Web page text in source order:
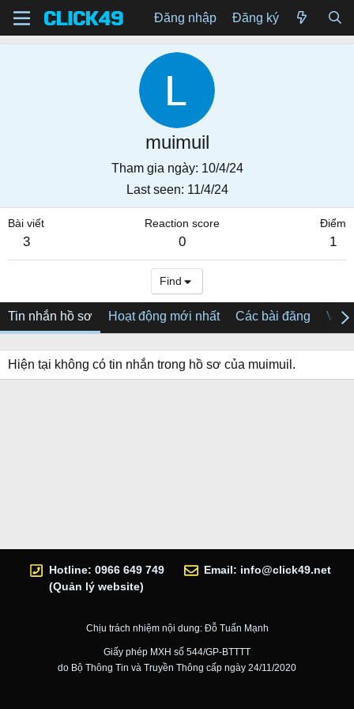
Đăng nhập Đăng ký
muimuil
Tham gia ngày 10/4/24
Last seen 11/4/24
Bài viết
3
Reaction score
0
Điểm
1
Find
Tin nhắn hồ sơ Hoạt động mới nhất Các bài đăng Về
Hiện tại không có tin nhắn trong hồ sơ của muimuil.
Hotline: 0966 649 749
(Quản lý website)
Email: info@click49.net
Chịu trách nhiệm nội dung: Đỗ Tuấn Mạnh
Giấy phép MXH số 544/GP-BTTTT
do Bộ Thông Tin và Truyền Thông cấp ngày 24/11/2020